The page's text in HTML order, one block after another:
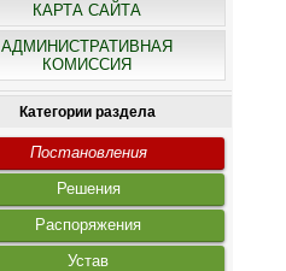
КАРТА САЙТА
АДМИНИСТРАТИВНАЯ
КОМИССИЯ
Категории раздела
Постановления
Решения
Распоряжения
Устав